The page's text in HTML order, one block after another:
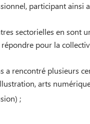
participant ainsi
sectorielles en sont
pour la
a rencontré plusieurs
arts
;